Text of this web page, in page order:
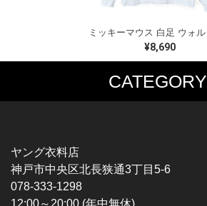
¥8,690
CATEGORY
MUSIC TEE
HARDCORE / PUNK
PROGLESSIVE ROCK
POPS
SOUL / R&B
T-SHIRTS
CHAMPION
ヤング衣料店
神戸市中央区北長狭通3丁目5-6
078-333-1298
12:00～20:00 (年中無休)